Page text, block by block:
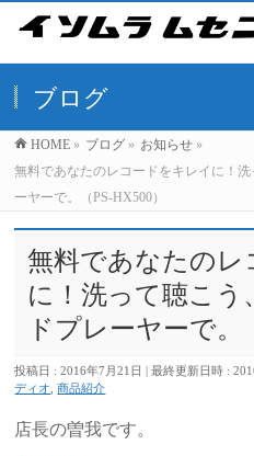
ブログ
HOME » ブログ » お知らせ »
無料であなたのレコードをキレイに！
ーヤーで。（PS-HX500）
無料であなたのレ
に！洗って聴こう
ドプレーヤーで。
投稿日 : 2016年7月21日 最終更新日時 :
ディオ ,商品紹介
店長の曽我です。